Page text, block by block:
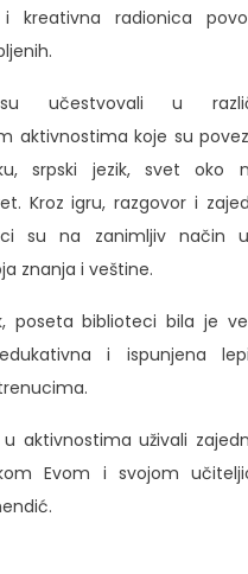
i kreativna radionica
učestvovali u
aktivnostima koje su
srpski jezik, svet oko
Kroz igru, razgovor i
su na zanimljiv način
znanja i veštine.
poseta biblioteci bila je
i ispunjena
aktivnostima uživali
Evom i svojom